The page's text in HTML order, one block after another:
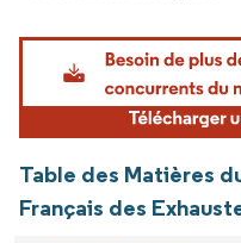
Image © Mordor Intelligence. La
Table des Matières
Français des